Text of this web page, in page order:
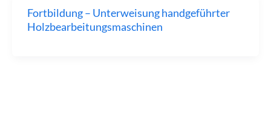
Fortbildung – Unterweisung handgeführter
Holzbearbeitungsmaschinen